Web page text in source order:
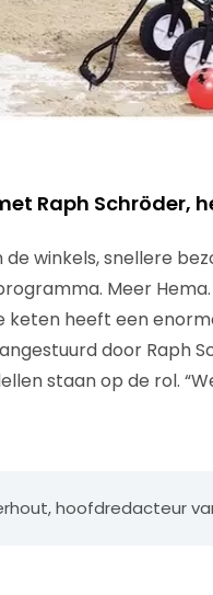
Raph Schröder,
winkels, snellere
Meer
keten heeft een
door Raph
staan op de rol.
hoofdredacteur